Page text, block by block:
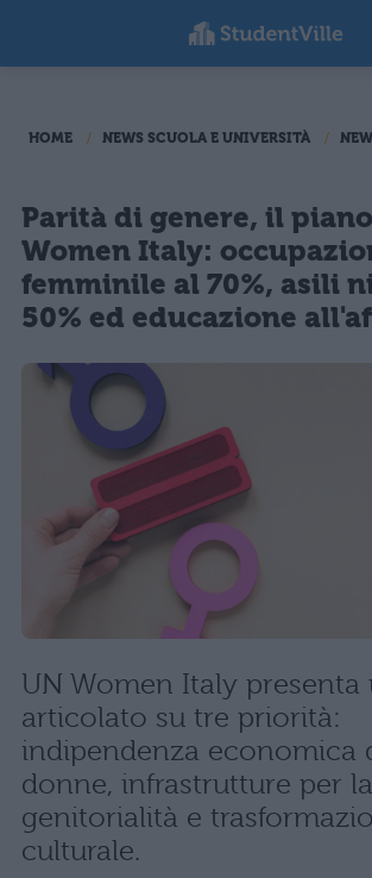
HOME NEWS SCUOLA E UNIVERSITÀ
Parità di genere, il
Women Italy:
femminile al 70%, asili
50% ed educazione
UN Women Italy presenta
articolato su tre priorità:
indipendenza economica
donne, infrastrutture per la
genitorialità e
culturale.